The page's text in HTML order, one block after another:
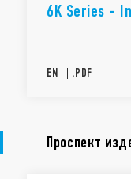
6K Series -
EN | | .PDF
Проспект